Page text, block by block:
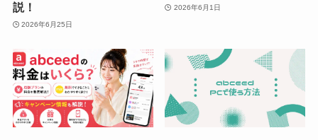
説！
2026年6月25日
2026年6月1日